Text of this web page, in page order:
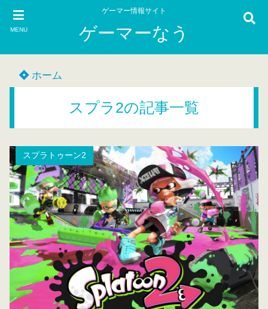
MENU
ゲーマー情報サイト
ゲーマーなう
ホーム
スプラ2の記事一覧
スプラトゥーン2